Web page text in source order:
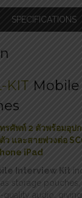
SPECIFICATIONS
KIT
รศัพท์ 2 ตัวพร้อมอุป
ว และสายพ่วงต่อ
iPad
Interview Kit
storage
audio,